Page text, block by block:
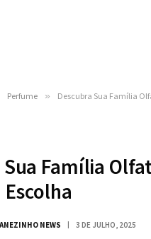
Perfume » Descubra Sua Família Olfativa e
Família
NEWS 3 DE JULHO, 2025